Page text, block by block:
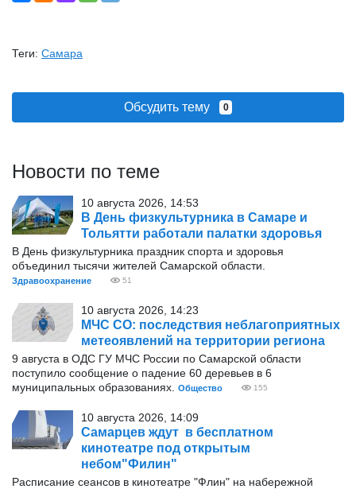
Теги: Самара
Обсудить тему 0
Новости по теме
10 августа 2026, 14:53
В День физкультурника в Самаре и
Тольятти работали палатки здоровья
В День физкультурника праздник спорта и здоровья
объединил тысячи жителей Самарской области.
Здравоохранение 51
10 августа 2026, 14:23
МЧС СО: последствия неблагоприятных
метеоявлений на территории региона
9 августа в ОДС ГУ МЧС России по Самарской области
поступило сообщение о падение 60 деревьев в 6
муниципальных образованиях.
Общество 155
10 августа 2026, 14:09
Самарцев ждут в бесплатном
кинотеатре под открытым
небом"Филин"
Расписание сеансов в кинотеатре "Флин" на набережной